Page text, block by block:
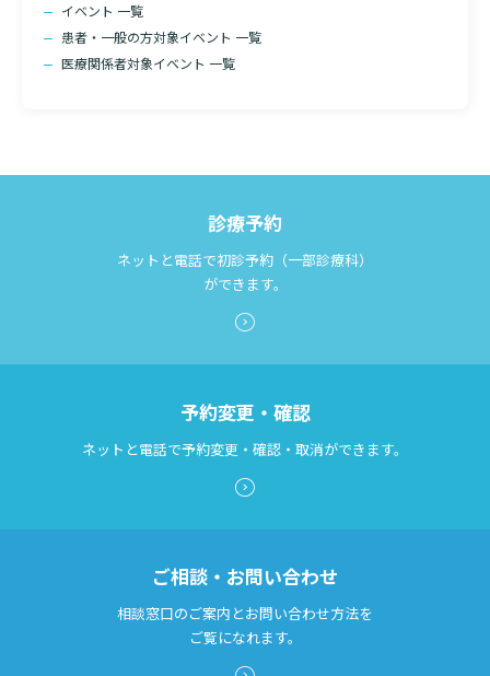
イベント 一覧
患者・一般の方対象イベント 一覧
医療関係者対象イベント 一覧
診療予約
ネットと電話で初診予約（一部診療科）
ができます。
予約変更・確認
ネットと電話で予約変更・確認・取消ができます。
ご相談・お問い合わせ
相談窓口のご案内とお問い合わせ方法を
ご覧になれます。